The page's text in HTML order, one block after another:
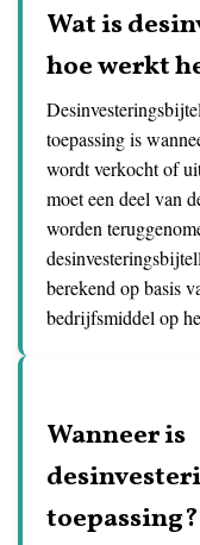
Wat is
hoe werkt
toepassing is
wordt verkocht of
moet een deel van
worden
berekend op basis
bedrijfsmiddel op
Wanneer is
toepassing?